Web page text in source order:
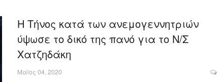
Η Τήνος κατά των ανεμογεννητριών
ύψωσε το δικό της πανό για το Ν/Σ
Χατζηδάκη
Μαϊος 04, 2020